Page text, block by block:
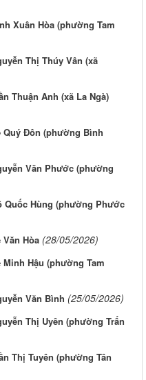
Xuân Hòa (phường Tam
Thị Thúy Vân (xã
Thuận Anh (xã La Ngà)
Quý Đôn (phường Bình
Văn Phước (phường
Quốc Hùng (phường Phước
Hòa (28/05/2026)
Hậu (phường Tam
Văn Bình (25/05/2026)
Thị Uyên (phường Trấn
Thị Tuyên (phường Tân